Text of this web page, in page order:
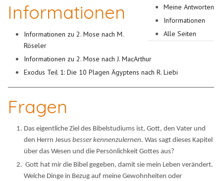
Meine Antworten
Informationen
Alle Seiten
Informationen
Informationen zu 2. Mose nach M.
Röseler
Informationen zu 2. Mose nach J. MacArthur
Exodus Teil 1: Die 10 Plagen Ägyptens nach R. Liebi
Fragen
Das eigentliche Ziel des Bibelstudiums ist, Gott, den Vater und
den Herrn Jesusbesser kennenzulernen. Was sagt dieses Kapitel
über das Wesen und die Persönlichkeit Gottes aus?
Gott hat mir die Bibel gegeben, damit sie mein Leben verändert.
Welche Dinge in Bezug auf meine Gewohnheiten oder